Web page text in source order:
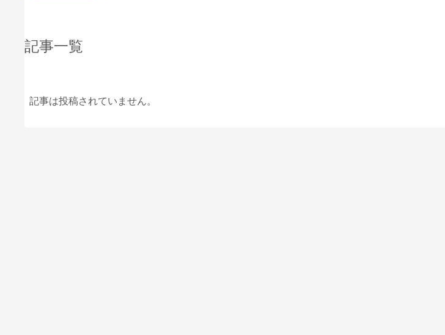
記事一覧
記事は投稿されていません。